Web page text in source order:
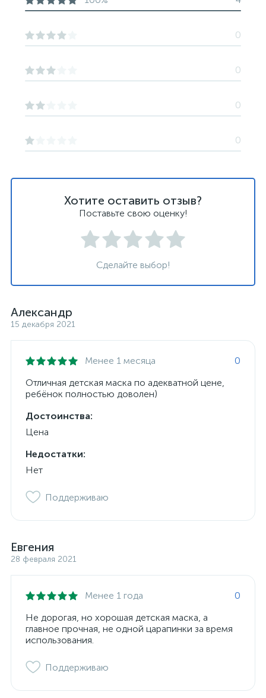
Хотите оставить отзыв?
Поставьте свою оценку!
Сделайте выбор!
Александр
15 декабря 2021
Менее 1 месяца
0
Отличная детская маска по адекватной цене,
ребёнок полностью доволен)
Достоинства:
Цена
Недостатки:
Нет
Поддерживаю
Евгения
28 февраля 2021
Менее 1 года
0
Не дорогая, но хорошая детская маска, а
главное прочная, не одной царапинки за время
использования.
Поддерживаю
0
0
0
0